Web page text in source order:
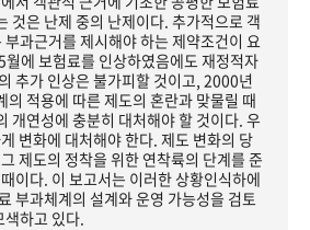
것은 난제 중의 난제이다. 추가적으로 객
과근거를 제시해야 하는 제약조건이 요
에 보험료를 인상하였음에도 재정적자
추가 인상은 불가피할 것이고, 2000년
의 적용에 따른 제도의 혼란과 맞물릴 때
개연성에 충분히 대처해야 할 것이다. 우
변화에 대처해야 한다. 제도 변화의 당
제도의 정착을 위한 연착륙의 단계를 준
이다. 이 보고서는 이러한 상황인식하에
부과체계의 설계와 운영 가능성을 검토
하고 있다.